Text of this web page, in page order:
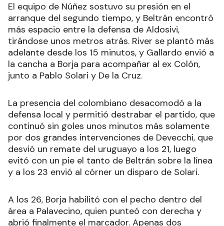
El equipo de Núñez sostuvo su presión en el
arranque del segundo tiempo, y Beltrán encontró
más espacio entre la defensa de Aldosivi,
tirándose unos metros atrás. River se plantó más
adelante desde los 15 minutos, y Gallardo envió a
la cancha a Borja para acompañar al ex Colón,
junto a Pablo Solari y De la Cruz.
La presencia del colombiano desacomodó a la
defensa local y permitió destrabar el partido, que
continuó sin goles unos minutos más solamente
por dos grandes intervenciones de Devecchi, que
desvió un remate del uruguayo a los 21, luego
evitó con un pie el tanto de Beltrán sobre la línea
y a los 23 envió al córner un disparo de Solari.
A los 26, Borja habilitó con el pecho dentro del
área a Palavecino, quien punteó con derecha y
abrió finalmente el marcador. Apenas dos